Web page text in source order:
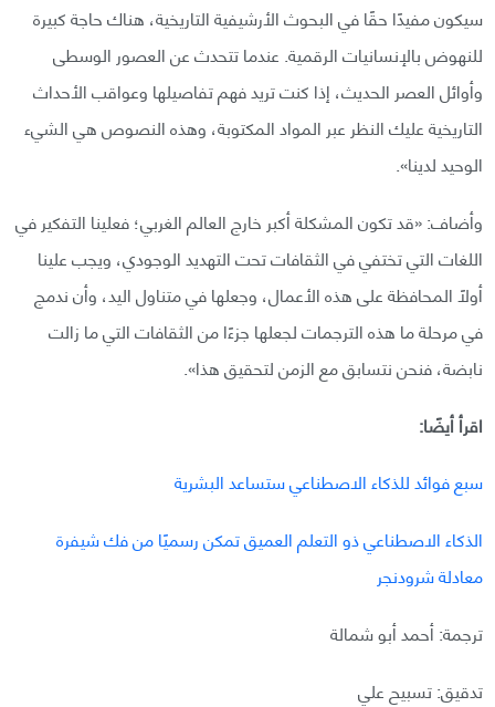
سيكون مفيدًا حقًا في البحوث الأرشيفية التاريخية، هناك حاجة كبيرة
للنهوض بالإنسانيات الرقمية. عندما تتحدث عن العصور الوسطى
وأوائل العصر الحديث، إذا كنت تريد فهم تفاصيلها وعواقب الأحداث
التاريخية عليك النظر عبر المواد المكتوبة، وهذه النصوص هي الشيء
الوحيد لدينا».
وأضاف: «قد تكون المشكلة أكبر خارج العالم الغربي؛ فعلينا التفكير في
اللغات التي تختفي في الثقافات تحت التهديد الوجودي، ويجب علينا
أولًا المحافظة على هذه الأعمال، وجعلها في متناول اليد، وأن ندمج
في مرحلة ما هذه الترجمات لجعلها جزءًا من الثقافات التي ما زالت
نابضة، فنحن نتسابق مع الزمن لتحقيق هذا».
اقرأ أيضًا:
سبع فوائد للذكاء الاصطناعي ستساعد البشرية
الذكاء الاصطناعي ذو التعلم العميق تمكن رسميًا من فك شيفرة
معادلة شرودنجر
ترجمة: أحمد أبو شمالة
تدقيق: تسبيح علي